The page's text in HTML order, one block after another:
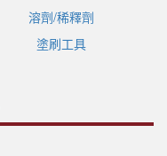
溶劑/稀釋劑
塗刷工具